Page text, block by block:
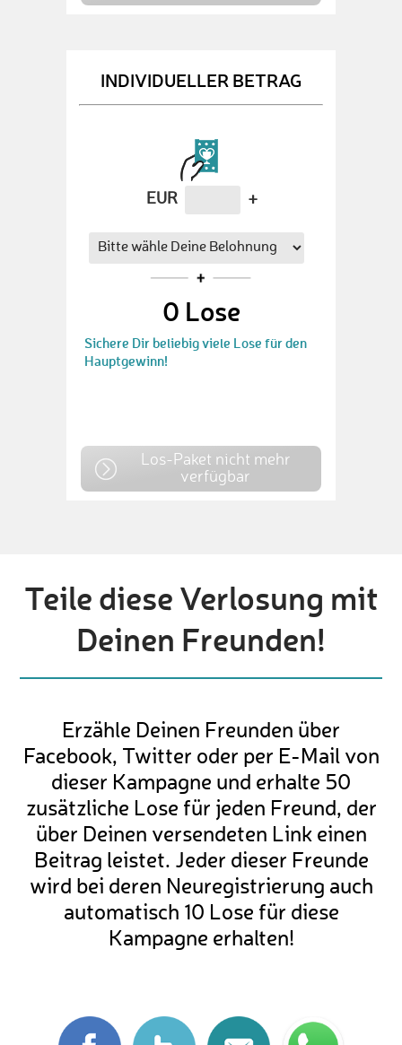
INDIVIDUELLER BETRAG
EUR +
0 Lose
Sichere Dir beliebig viele Lose für den
Hauptgewinn!
Los-Paket nicht mehr
verfügbar
Teile diese Verlosung mit
Deinen Freunden!
Erzähle Deinen Freunden über
Facebook, Twitter oder per E-Mail von
dieser Kampagne und erhalte 50
zusätzliche Lose für jeden Freund, der
über Deinen versendeten Link einen
Beitrag leistet. Jeder dieser Freunde
wird bei deren Neuregistrierung auch
automatisch 10 Lose für diese
Kampagne erhalten!